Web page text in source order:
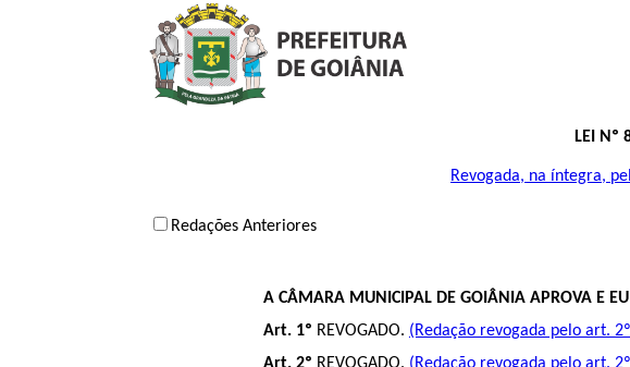
LEI Nº
Revogada, na íntegra,
Redações Anteriores
A CÂMARA MUNICIPAL DE GOIÂNIA APROVA E
Art. 1º REVOGADO. (Redação revogada pelo art.